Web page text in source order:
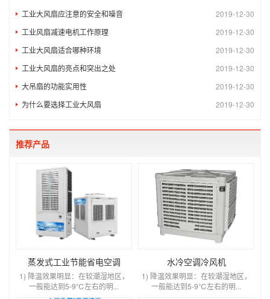
2019-12-30
工业大风扇应注意的安全和噪音
2019-12-30
工业风扇减速电机工作原理
2019-12-30
工业大风扇适合哪种环境
2019-12-30
工业大风扇的亮点和突出之处
2019-12-30
大吊扇的功能实用性
2019-12-30
为什么要选择工业大风扇
推荐产品
蒸发式工业节能省电空调
1) 降温效果明显：在较潮湿地区，
一般能达到5-9℃左右的明...
水冷空调冷风机
1) 降温效果明显：在较潮湿地区，
一般能达到5-9℃左右的明...